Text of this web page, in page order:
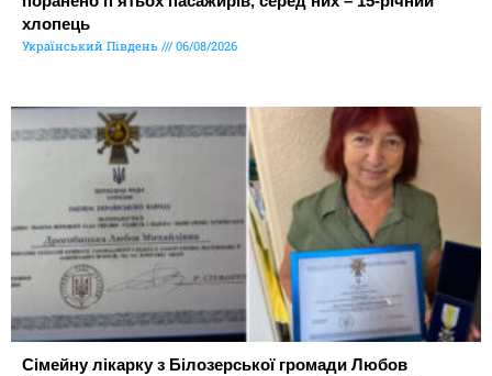
хлопець
Український Південь 06/08/2026
Сімейну лікарку з Білозерської громади Любов